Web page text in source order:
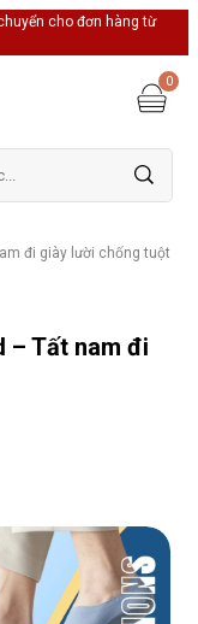
cho đơn hàng từ
0
đi giày lười chống tuột
– Tất nam đi